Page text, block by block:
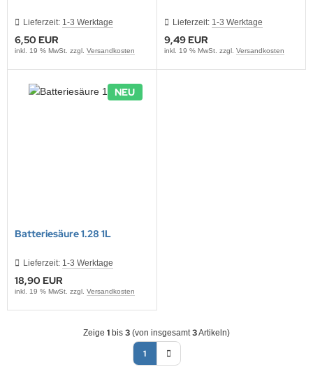
Lieferzeit: 1-3 Werktage
6,50 EUR
inkl. 19 % MwSt. zzgl. Versandkosten
Lieferzeit: 1-3 Werktage
9,49 EUR
inkl. 19 % MwSt. zzgl. Versandkosten
NEU
Batteriesäure 1.28 1L
Lieferzeit: 1-3 Werktage
18,90 EUR
inkl. 19 % MwSt. zzgl. Versandkosten
Zeige 1 bis 3 (von insgesamt3Artikeln)
1